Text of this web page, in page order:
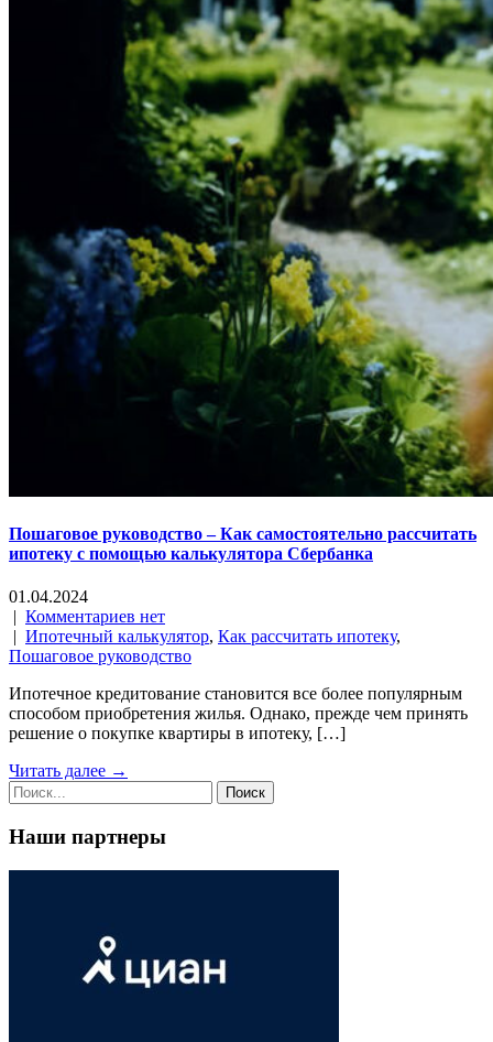
Пошаговое руководство – Как самостоятельно рассчитать
ипотеку с помощью калькулятора Сбербанка
01.04.2024
| Комментариев нет
| Ипотечный калькулятор, Как рассчитать ипотеку,
Пошаговое руководство
Ипотечное кредитование становится все более популярным
способом приобретения жилья. Однако, прежде чем принять
решение о покупке квартиры в ипотеку, […]
Читать далее →
Наши партнеры